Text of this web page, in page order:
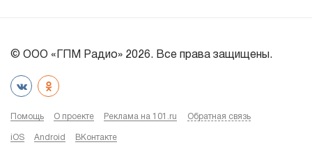
© ООО «ГПМ Радио» 2026. Все права защищены.
Помощь О проекте Реклама на 101.ru Обратная связь
iOS Android ВКонтакте